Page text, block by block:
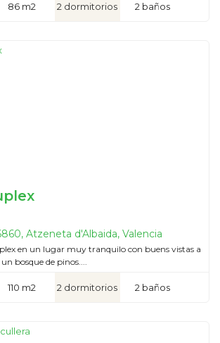
86 m2 2 dormitorios 2 baños
Atzeneta d'Albaida, Valencia
en un lugar muy tranquilo con buens vistas a
bosque de pinos....
110 m2 2 dormitorios 2 baños